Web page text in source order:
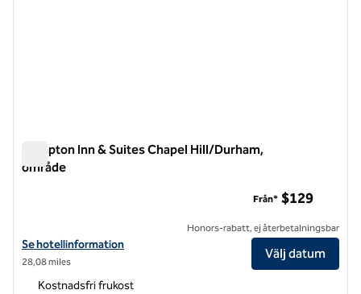
Hampton Inn & Suites Chapel Hill/Durham,
område
Visa hotelluppgifter för Hampton Inn & Suites Chapel Hill/Durham,
Se hotellinformation
28,08 miles
Från* $129
Honors-rabatt, ej återbetalningsbar
Välj datum
Kostnadsfri frukost